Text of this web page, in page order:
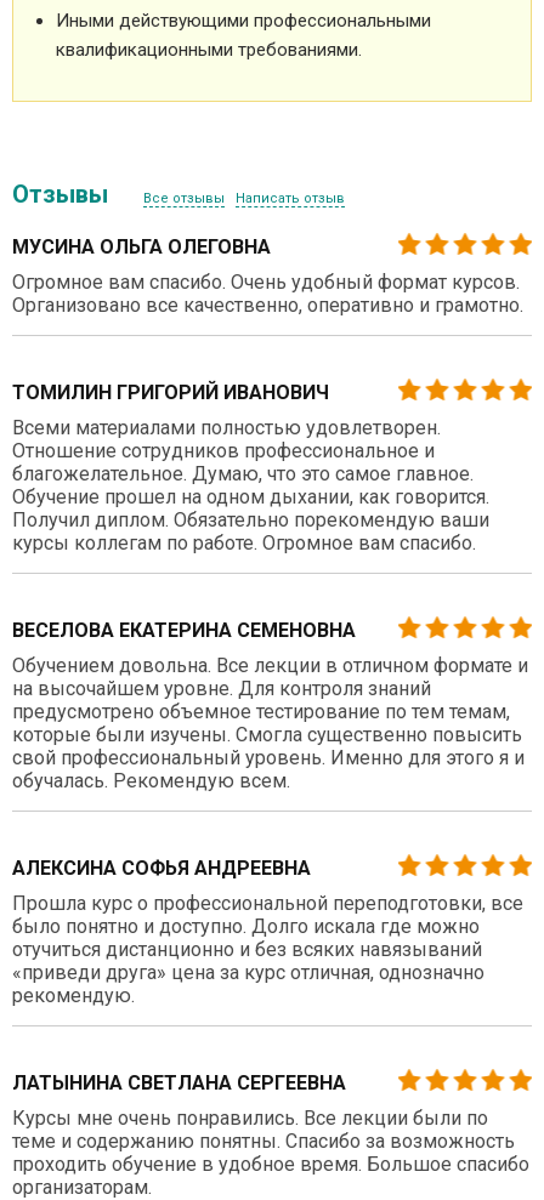
Иными действующими профессиональными
квалификационными требованиями.
Отзывы Все отзывы Написать отзыв
МУСИНА ОЛЬГА ОЛЕГОВНА
Огромное вам спасибо. Очень удобный формат курсов.
Организовано все качественно, оперативно и грамотно.
ТОМИЛИН ГРИГОРИЙ ИВАНОВИЧ
Всеми материалами полностью удовлетворен.
Отношение сотрудников профессиональное и
благожелательное. Думаю, что это самое главное.
Обучение прошел на одном дыхании, как говорится.
Получил диплом. Обязательно порекомендую ваши
курсы коллегам по работе. Огромное вам спасибо.
ВЕСЕЛОВА ЕКАТЕРИНА СЕМЕНОВНА
Обучением довольна. Все лекции в отличном формате и
на высочайшем уровне. Для контроля знаний
предусмотрено объемное тестирование по тем темам,
которые были изучены. Смогла существенно повысить
свой профессиональный уровень. Именно для этого я и
обучалась. Рекомендую всем.
АЛЕКСИНА СОФЬЯ АНДРЕЕВНА
Прошла курс о профессиональной переподготовки, все
было понятно и доступно. Долго искала где можно
отучиться дистанционно и без всяких навязываний
«приведи друга» цена за курс отличная, однозначно
рекомендую.
ЛАТЫНИНА СВЕТЛАНА СЕРГЕЕВНА
Курсы мне очень понравились. Все лекции были по
теме и содержанию понятны. Спасибо за возможность
проходить обучение в удобное время. Большое спасибо
организаторам.